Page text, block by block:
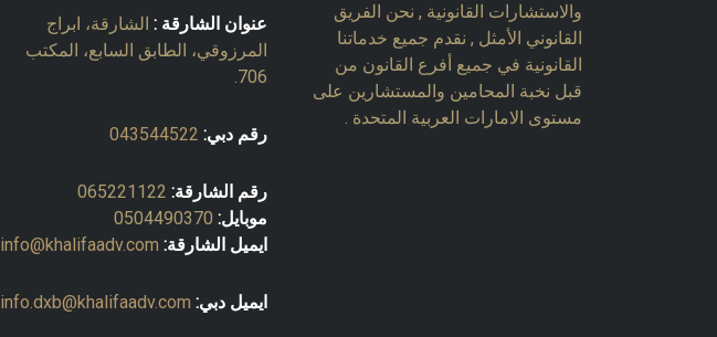
والاستشارات القانونية , نحن الفريق
القانوني الأمثل , نقدم جميع خدماتنا
القانونية في جميع أفرع القانون من
قبل نخبة المحامين والمستشارين على
مستوى الامارات العربية المتحدة .
عنوان الشارقة : الشارقة، ابراج
المرزوقي، الطابق السابع، المكتب
706.
رقم دبي: 043544522
رقم الشارقة: 065221122
موبايل: 0504490370
ايميل الشارقة: info@khalifaadv.com
ايميل دبي: info.dxb@khalifaadv.com